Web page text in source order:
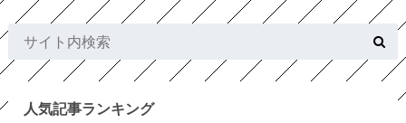
人気記事ランキング